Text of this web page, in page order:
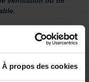
À propos des cookies
votre système de
les filtres de